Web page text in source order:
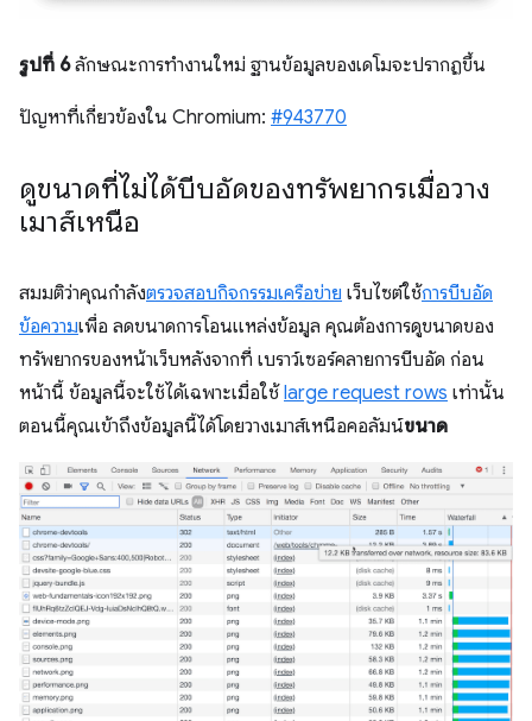
รูปที่ 6ลักษณะการทำงานใหม่ ฐานข้อมูลของเดโมจะปรากฏขึ้น
ปัญหาที่เกี่ยวข้องใน Chromium: #943770
ดูขนาดที่ไม่ได้บีบอัดของทรัพยากรเมื่อวาง
เมาส์เหนือ
สมมติว่าคุณกำลังตรวจสอบกิจกรรมเครือข่าย เว็บไซต์ใช้การบีบอัด
ข้อความเพื่อ ลดขนาดการโอนแหล่งข้อมูล คุณต้องการดูขนาดของ
ทรัพยากรของหน้าเว็บหลังจากที่ เบราว์เซอร์คลายการบีบอัด ก่อน
หน้านี้ ข้อมูลนี้จะใช้ได้เฉพาะเมื่อใช้large request rows เท่านั้น
ตอนนี้คุณเข้าถึงข้อมูลนี้ได้โดยวางเมาส์เหนือคอลัมน์ขนาด